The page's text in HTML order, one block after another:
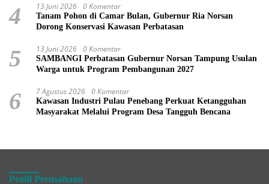
4 13 Juni 2026 0 Komentar
Tanam Pohon di Camar Bulan, Gubernur Ria Norsan
Dorong Konservasi Kawasan Perbatasan
5 13 Juni 2026 0 Komentar
SAMBANGI Perbatasan Gubernur Norsan Tampung Usulan
Warga untuk Program Pembangunan 2027
6 7 Agustus 2026 0 Komentar
Kawasan Industri Pulau Penebang Perkuat Ketangguhan
Masyarakat Melalui Program Desa Tangguh Bencana
Profil Perusahaan